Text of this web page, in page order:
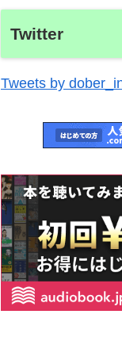
Twitter
Tweets by